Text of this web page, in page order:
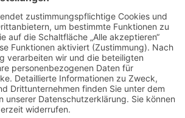
Solms/HZP, AZP, VGP, VPS,
§6 und §7 NRW, Dr. Kleemann-
IKP
PRÜFUNGSTERMINE